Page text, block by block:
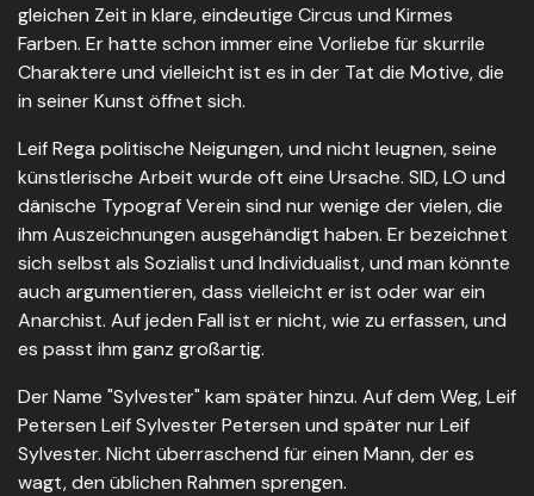
gleichen Zeit in klare, eindeutige Circus und Kirmes
Farben. Er hatte schon immer eine Vorliebe für skurrile
Charaktere und vielleicht ist es in der Tat die Motive, die
in seiner Kunst öffnet sich.
Leif Rega politische Neigungen, und nicht leugnen, seine
künstlerische Arbeit wurde oft eine Ursache. SID, LO und
dänische Typograf Verein sind nur wenige der vielen, die
ihm Auszeichnungen ausgehändigt haben. Er bezeichnet
sich selbst als Sozialist und Individualist, und man könnte
auch argumentieren, dass vielleicht er ist oder war ein
Anarchist. Auf jeden Fall ist er nicht, wie zu erfassen, und
es passt ihm ganz großartig.
Der Name "Sylvester" kam später hinzu. Auf dem Weg, Leif
Petersen Leif Sylvester Petersen und später nur Leif
Sylvester. Nicht überraschend für einen Mann, der es
wagt, den üblichen Rahmen sprengen.